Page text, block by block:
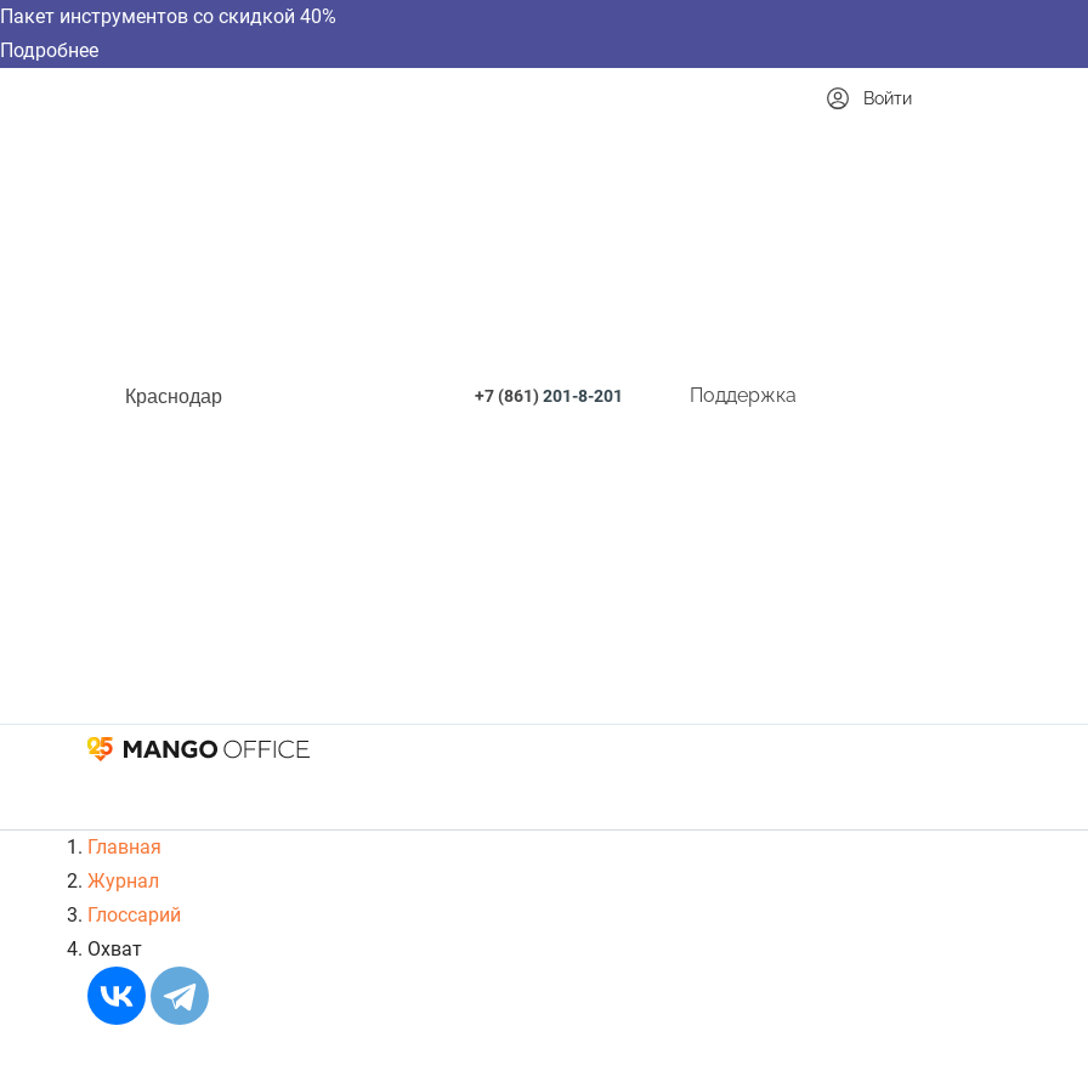
Пакет инструментов со скидкой 40%
Подробнее
Краснодар +7 (861)201-8-201 Поддержка
Войти
Главная
Журнал
Глоссарий
Охват